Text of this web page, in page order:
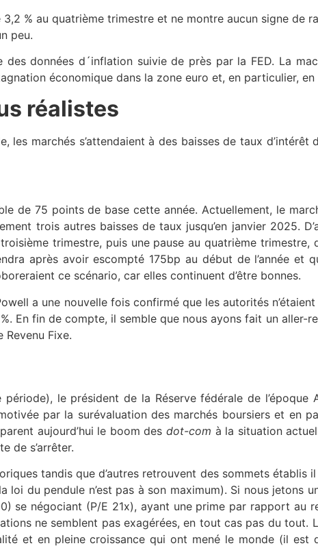
% au quatrième trimestre et ne montre aucun signe de
peu.
données d´inflation suivie de près par la FED. La
économique dans la zone euro et, en particulier, en
réalistes
les marchés s’attendaient à des baisses de taux
de 75 points de base cette année. Actuellement, le
trois autres baisses de taux jusqu’en janvier 2025.
trimestre, puis une pause au quatrième trimestre,
après avoir escompté 175bp au début de l’année et
ce scénario, car elles continuent d’être bonnes.
a une nouvelle fois confirmé que les autorités
En fin de compte, il semble que nous ayons fait un aller-
Fixe.
le président de la Réserve fédérale de l’époque
par la surévaluation des marchés boursiers et en
aujourd’hui le boom des dot-com à la situation
de s’arrêter.
tandis que d’autres retrouvent des sommets établis
loi du pendule n’est pas à son maximum). Si nous jetons
se négociant (P/E 21x), ayant une prime par rapport au
ne semblent pas exagérées, en tout cas pas du tout.
et en pleine croissance qui ont mené le monde (il est